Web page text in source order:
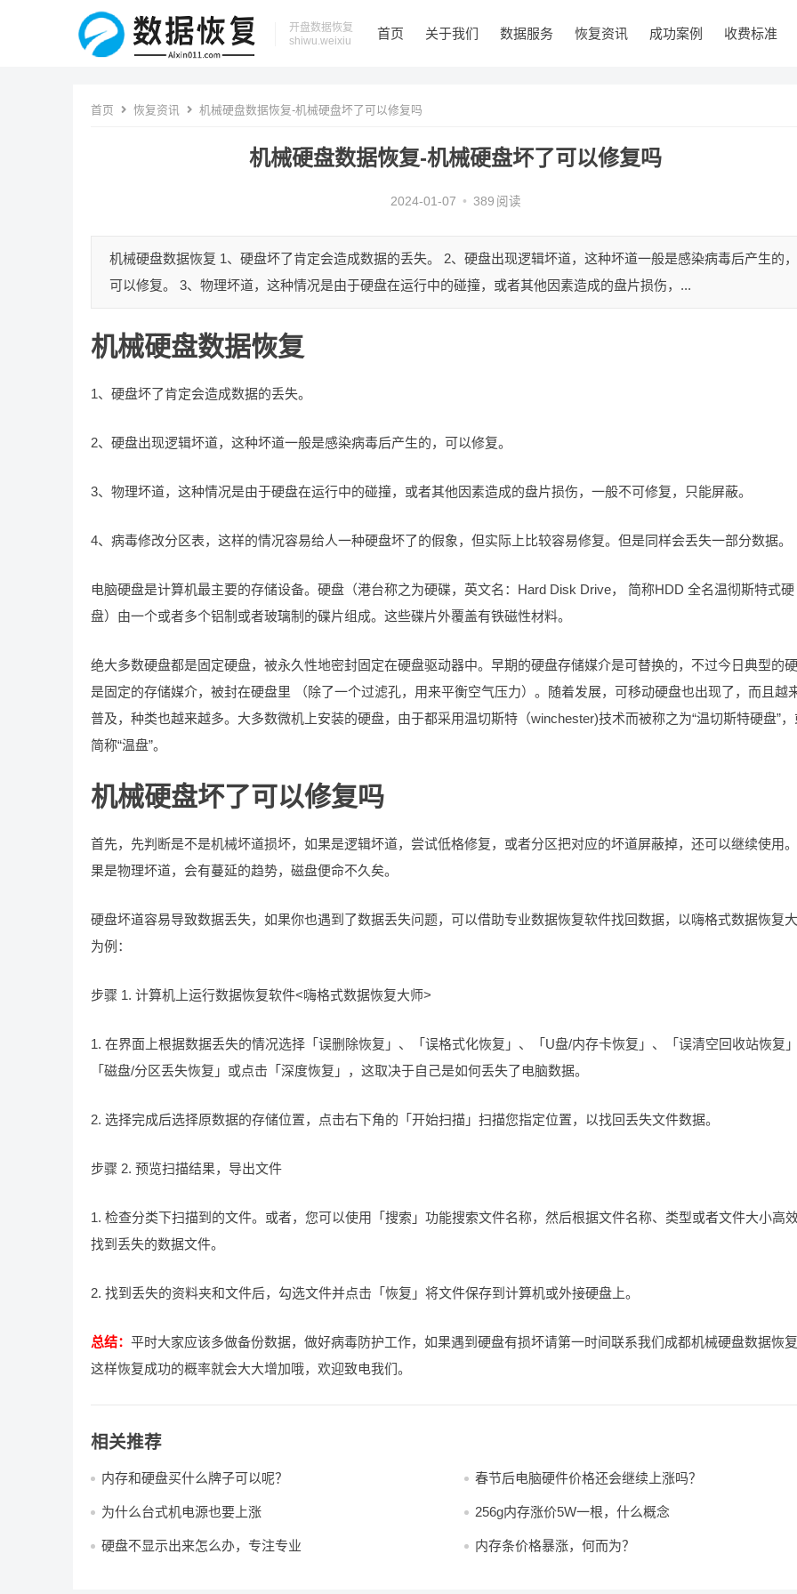
开盘数据恢复
shiwu.weixiu
首页 关于我们 数据服务 恢复资讯 成功案例 收费标准
首页 恢复资讯 机械硬盘数据恢复-机械硬盘坏了可以修复吗
机械硬盘数据恢复-机械硬盘坏了可以修复吗
2024-01-07 • 389 阅读
机械硬盘数据恢复 1、硬盘坏了肯定会造成数据的丢失。 2、硬盘出现逻辑坏道，这种坏道一般是感染病毒后产生的，
可以修复。 3、物理坏道，这种情况是由于硬盘在运行中的碰撞，或者其他因素造成的盘片损伤，...
机械硬盘数据恢复
1、硬盘坏了肯定会造成数据的丢失。
2、硬盘出现逻辑坏道，这种坏道一般是感染病毒后产生的，可以修复。
3、物理坏道，这种情况是由于硬盘在运行中的碰撞，或者其他因素造成的盘片损伤，一般不可修复，只能屏蔽。
4、病毒修改分区表，这样的情况容易给人一种硬盘坏了的假象，但实际上比较容易修复。但是同样会丢失一部分数据。
电脑硬盘是计算机最主要的存储设备。硬盘（港台称之为硬碟，英文名：Hard Disk Drive， 简称HDD 全名温彻斯特式硬
盘）由一个或者多个铝制或者玻璃制的碟片组成。这些碟片外覆盖有铁磁性材料。
绝大多数硬盘都是固定硬盘，被永久性地密封固定在硬盘驱动器中。早期的硬盘存储媒介是可替换的，不过今日典型的
是固定的存储媒介，被封在硬盘里 （除了一个过滤孔，用来平衡空气压力）。随着发展，可移动硬盘也出现了，而且越
普及，种类也越来越多。大多数微机上安装的硬盘，由于都采用温切斯特（winchester)技术而被称之为“温切斯特硬盘”，
简称“温盘”。
机械硬盘坏了可以修复吗
首先，先判断是不是机械坏道损坏，如果是逻辑坏道，尝试低格修复，或者分区把对应的坏道屏蔽掉，还可以继续使用
果是物理坏道，会有蔓延的趋势，磁盘便命不久矣。
硬盘坏道容易导致数据丢失，如果你也遇到了数据丢失问题，可以借助专业数据恢复软件找回数据，以嗨格式数据恢复
为例：
步骤 1. 计算机上运行数据恢复软件<嗨格式数据恢复大师>
1. 在界面上根据数据丢失的情况选择「误删除恢复」、「误格式化恢复」、「U盘/内存卡恢复」、「误清空回收站恢复」
「磁盘/分区丢失恢复」或点击「深度恢复」，这取决于自己是如何丢失了电脑数据。
2. 选择完成后选择原数据的存储位置，点击右下角的「开始扫描」扫描您指定位置，以找回丢失文件数据。
步骤 2. 预览扫描结果，导出文件
1. 检查分类下扫描到的文件。或者，您可以使用「搜索」功能搜索文件名称，然后根据文件名称、类型或者文件大小高
找到丢失的数据文件。
2. 找到丢失的资料夹和文件后，勾选文件并点击「恢复」将文件保存到计算机或外接硬盘上。
总结： 平时大家应该多做备份数据，做好病毒防护工作，如果遇到硬盘有损坏请第一时间联系我们成都机械硬盘数据恢复
这样恢复成功的概率就会大大增加哦，欢迎致电我们。
相关推荐
内存和硬盘买什么牌子可以呢？ 春节后电脑硬件价格还会继续上涨吗？
为什么台式机电源也要上涨 256g内存涨价5W一根，什么概念
硬盘不显示出来怎么办，专注专业 内存条价格暴涨，何而为？